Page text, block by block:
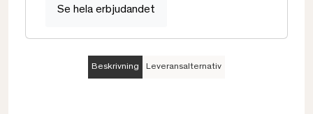
Se hela erbjudandet
Beskrivning Leveransalternativ